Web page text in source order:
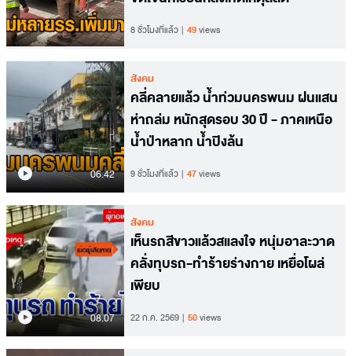
8 ชั่วโมงที่แล้ว 49views
06.42
สังคม
คลี่คลายแล้ว น้ำท่วมนครพนม ฝนแสน
ห่าถล่ม หนักสุดรอบ 30 ปี - ภาคเหนือ
น้ำป่าหลาก น้ำปิงล้น
9 ชั่วโมงที่แล้ว 47views
08.07
สังคม
เห็นรถสีขาวแล้วสแลงใจ หนุ่มอาละวาด
คลั่งทุบรถ-ทำร้ายร่างกาย เหยื่อโผล่
เพียบ
22 ก.ค. 2569 50views